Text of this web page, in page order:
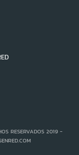
RESERVADOS 2019 -